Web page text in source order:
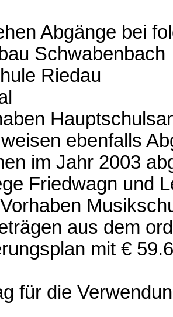
Abgänge bei
€
ebenfalls
im Jahr 2003
Friedwagn und
aus dem
mit €
für die